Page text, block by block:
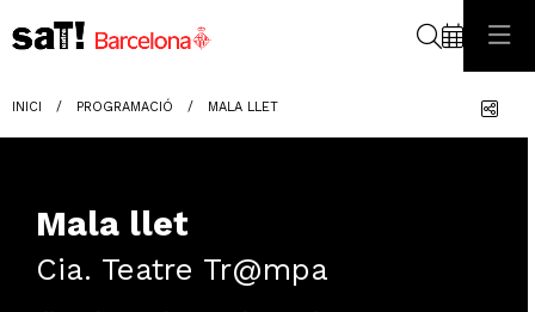
INICI PROGRAMACIÓ MALA LLET
Mala llet
Cia. Teatre Tr@mpa